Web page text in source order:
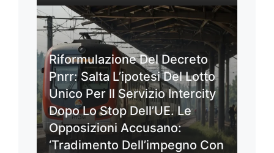
Riformulazione Del Decreto
Pnrr: Salta L’ipotesi Del Lotto
Unico Per Il Servizio Intercity
Dopo Lo Stop Dell’UE. Le
Opposizioni Accusano:
‘Tradimento Dell’impegno Con